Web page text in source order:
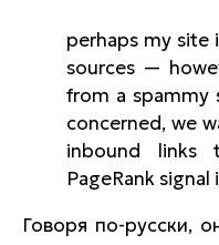
perhaps my site
sources —
from a spammy
concerned, we
inbound
PageRank signal
Говоря по-русски,